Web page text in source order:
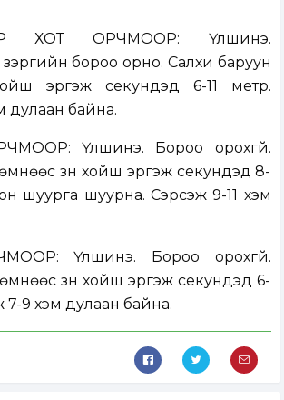
ХОТ ОРЧМООР: Үүлшинэ.
бороо орно. Салхи баруун
эргэж секундэд 6-11 метр.
дулаан байна.
Үүлшинэ. Бороо орохгүй.
зүүн хойш эргэж секундэд 8-
шуурга шуурна. Сэрүүсэж 9-11 хэм
Үүлшинэ. Бороо орохгүй.
зүүн хойш эргэж секундэд 6-
7-9 хэм дулаан байна.